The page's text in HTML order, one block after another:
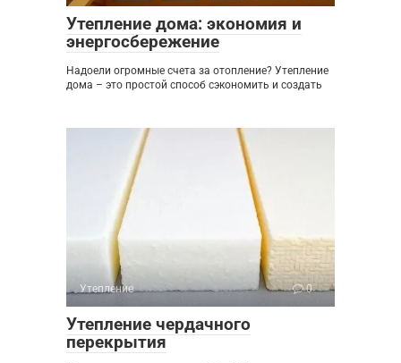
Утепление дома: экономия и
энергосбережение
Надоели огромные счета за отопление? Утепление
дома – это простой способ сэкономить и создать
Утепление 0
Утепление чердачного
перекрытия